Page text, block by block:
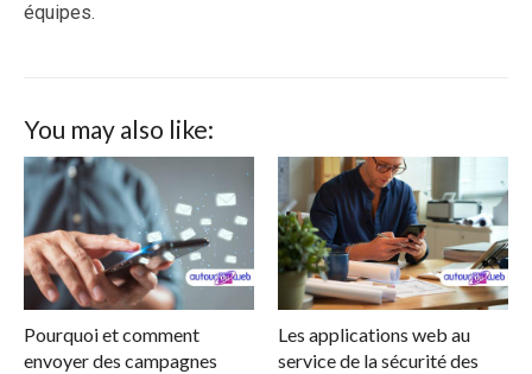
équipes.
You may also like:
Pourquoi et comment
envoyer des campagnes
Les applications web au
service de la sécurité des